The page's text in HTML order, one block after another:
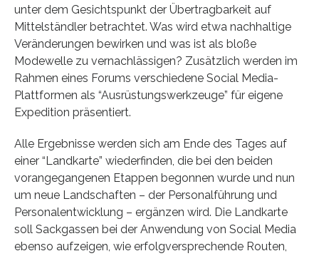
unter dem Gesichtspunkt der Übertragbarkeit auf
Mittelständler betrachtet. Was wird etwa nachhaltige
Veränderungen bewirken und was ist als bloße
Modewelle zu vernachlässigen? Zusätzlich werden im
Rahmen eines Forums verschiedene Social Media-
Plattformen als “Ausrüstungswerkzeuge” für eigene
Expedition präsentiert.
Alle Ergebnisse werden sich am Ende des Tages auf
einer “Landkarte” wiederfinden, die bei den beiden
vorangegangenen Etappen begonnen wurde und nun
um neue Landschaften – der Personalführung und
Personalentwicklung – ergänzen wird. Die Landkarte
soll Sackgassen bei der Anwendung von Social Media
ebenso aufzeigen, wie erfolgversprechende Routen,